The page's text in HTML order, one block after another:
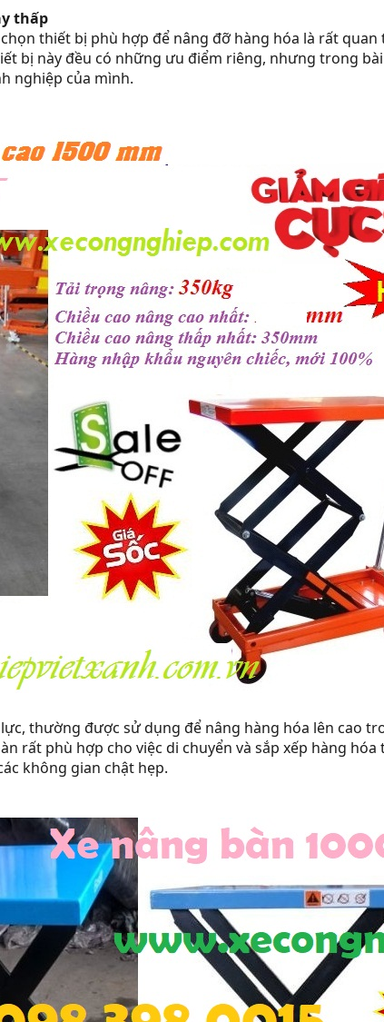
thấp
thiết bị phù hợp để nâng đỡ hàng hóa là rất
bị này đều có những ưu điểm riêng, nhưng trong
nghiệp của mình.
thường được sử dụng để nâng hàng hóa lên cao
rất phù hợp cho việc di chuyển và sắp xếp hàng
không gian chật hẹp.